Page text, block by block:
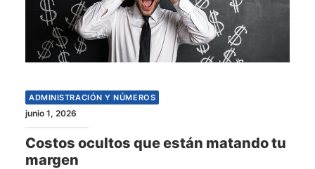
ADMINISTRACIÓN Y NÚMEROS
junio 1, 2026
Costos ocultos que están matando tu
margen